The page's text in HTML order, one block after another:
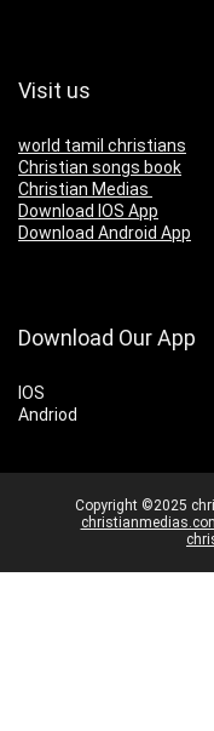
Visit us
world tamil christians
Christian songs book
Christian Medias
Download IOS App
Download Android App
Download Our App
IOS
Andriod
Copyright ©2025